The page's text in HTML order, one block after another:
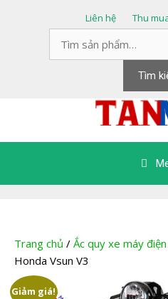
Liên hệ
Thu
kiếm:
Tìm
Trang chủ / Ắc quy xe máy điện
Honda Vsun V3
Giảm giá!